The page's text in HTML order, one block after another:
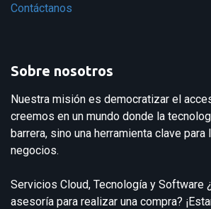
Contáctanos
Sobre nosotros
Nuestra misión es democratizar el
creemos en un mundo donde la
barrera, sino una herramienta clave
negocios.
Servicios Cloud, Tecnología y Software
asesoría para realizar una compra?